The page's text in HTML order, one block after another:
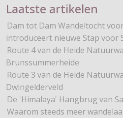
Laatste artikelen
Dam tot Dam Wandeltocht
introduceert nieuwe Stap voor
Route 4 van de Heide
Brunssummerheide
Route 3 van de Heide
Dwingelderveld
De 'Himalaya' Hangbrug van
Waarom steeds meer